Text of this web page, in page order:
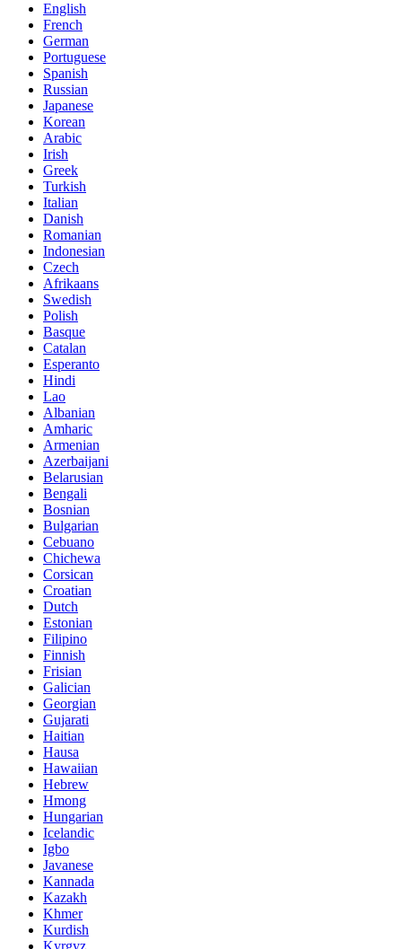
English
French
German
Portuguese
Spanish
Russian
Japanese
Korean
Arabic
Irish
Greek
Turkish
Italian
Danish
Romanian
Indonesian
Czech
Afrikaans
Swedish
Polish
Basque
Catalan
Esperanto
Hindi
Lao
Albanian
Amharic
Armenian
Azerbaijani
Belarusian
Bengali
Bosnian
Bulgarian
Cebuano
Chichewa
Corsican
Croatian
Dutch
Estonian
Filipino
Finnish
Frisian
Galician
Georgian
Gujarati
Haitian
Hausa
Hawaiian
Hebrew
Hmong
Hungarian
Icelandic
Igbo
Javanese
Kannada
Kazakh
Khmer
Kurdish